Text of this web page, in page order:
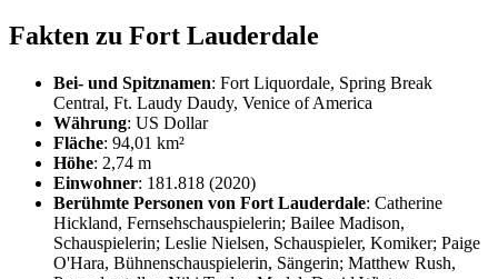
Fakten zu Fort Lauderdale
Bei- und Spitznamen: Fort Liquordale, Spring Break
Central, Ft. Laudy Daudy, Venice of America
Währung: US Dollar
Fläche: 94,01 km²
Höhe: 2,74 m
Einwohner: 181.818 (2020)
Berühmte Personen von Fort Lauderdale: Catherine
Hickland, Fernsehschauspielerin; Bailee Madison,
Schauspielerin; Leslie Nielsen, Schauspieler, Komiker; Paige
O'Hara, Bühnenschauspielerin, Sängerin; Matthew Rush,